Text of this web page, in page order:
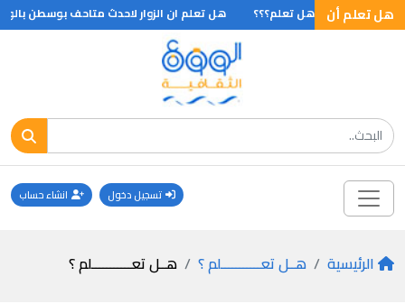
هل تعلم أن
.. ؟ هل تعلم؟؟؟ هل تعلم ان الزوار لاحدث متاحف بوسطن
تسجيل دخول انشاء حساب
الرئيسية هــل تعـــــــــــلم ؟ هــل تعـــــــــــلم ؟